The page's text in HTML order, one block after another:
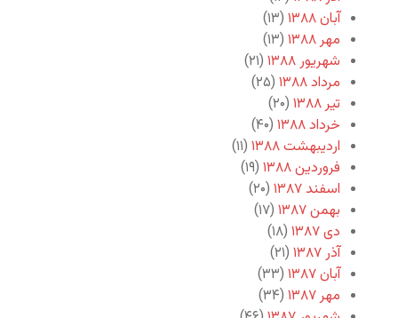
آبان ۱۳۸۸
(۱۳)
مهر ۱۳۸۸
(۱۳)
شهریور ۱۳۸۸
(۲۱)
مرداد ۱۳۸۸
(۲۵)
تیر ۱۳۸۸
(۲۰)
خرداد ۱۳۸۸
(۴۰)
اردیبهشت ۱۳۸۸
(۱۱)
فروردین ۱۳۸۸
(۱۹)
اسفند ۱۳۸۷
(۲۰)
بهمن ۱۳۸۷
(۱۷)
دی ۱۳۸۷
(۱۸)
آذر ۱۳۸۷
(۲۱)
آبان ۱۳۸۷
(۳۳)
مهر ۱۳۸۷
(۳۴)